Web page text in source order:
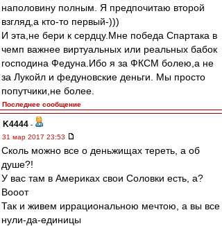
наполовину полным. Я предпочитаю второй
взгляд,а кто-то первый-)))
И эта,не бери к сердцу.Мне победа Спартака в
чемп важнее виртуальных или реальных бабок
господина Федуна.Ибо я за ФКСМ болею,а не
за Лукойл и федуновские деньги. Мы просто
попутчики,не более.
Последнее сообщение
K4444 -
31 мар 2017 23:53
Сколь можно все о деньжищах тереть, а об
душе?!
У вас там в Америках свои Соловки есть, а?
Вооот
Так и живем иррациональною мечтою, а вы все
нули-да-единицы